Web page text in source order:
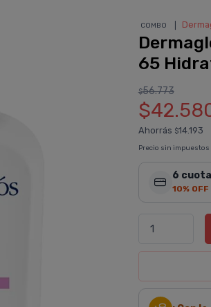
COMBO
65
$56.773
Ahorrás $14.193
Precio sin
6
10% OFF